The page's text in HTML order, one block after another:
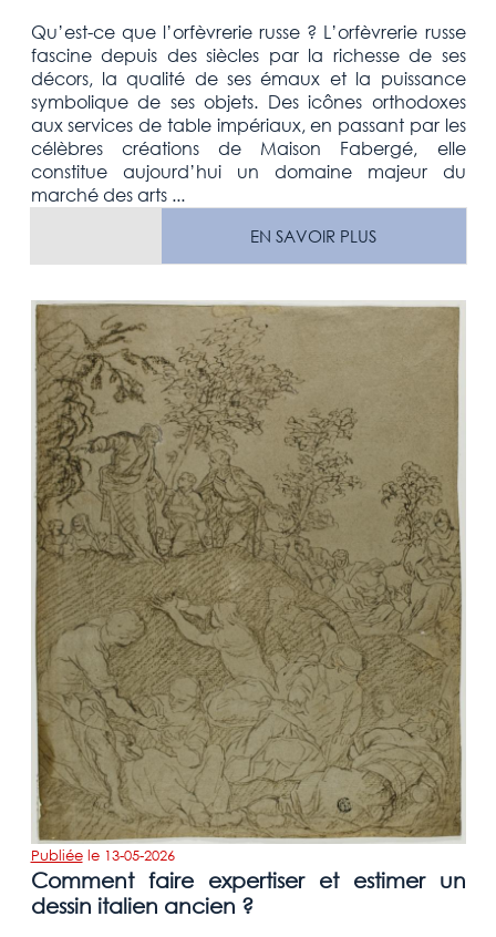
Qu’est-ce que l’orfèvrerie russe ? L’orfèvrerie russe
fascine depuis des siècles par la richesse de ses
décors, la qualité de ses émaux et la puissance
symbolique de ses objets. Des icônes orthodoxes
aux services de table impériaux, en passant par les
célèbres créations de Maison Fabergé, elle
constitue aujourd’hui un domaine majeur du
marché des arts ...
EN SAVOIR PLUS
Publiéele 13-05-2026
Comment faire expertiser et estimer un
dessin italien ancien ?